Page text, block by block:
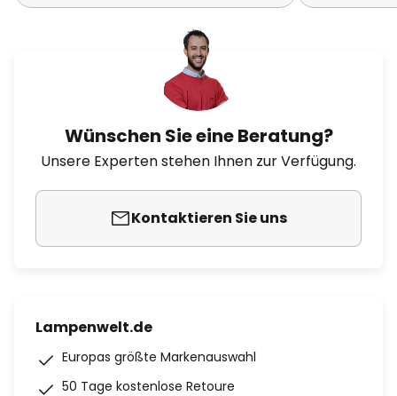
Wünschen Sie eine Beratung?
Unsere Experten stehen Ihnen zur Verfügung.
Kontaktieren Sie uns
Lampenwelt.de
Europas größte Markenauswahl
50 Tage kostenlose Retoure